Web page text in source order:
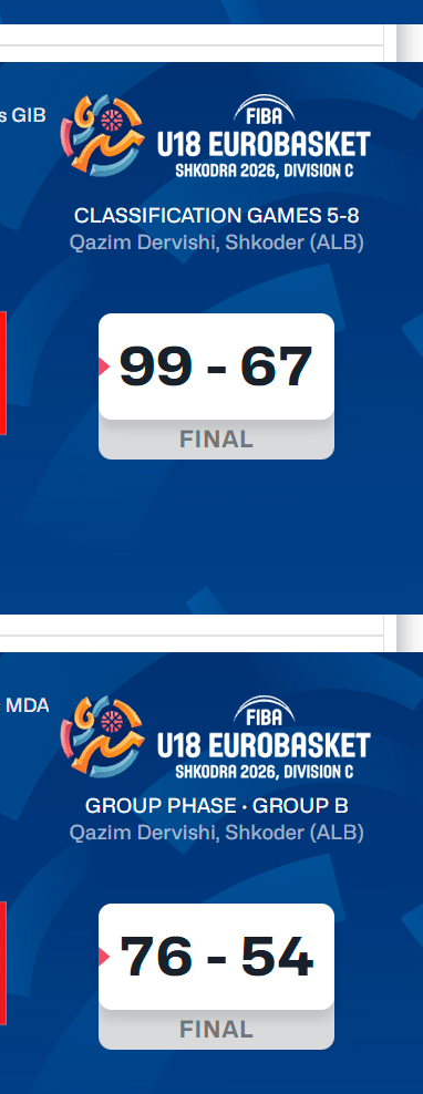
vs Gibraltar FIBA U18 EuroBasket 2026,
vs Moldova FIBA U18 EuroBasket 2026,